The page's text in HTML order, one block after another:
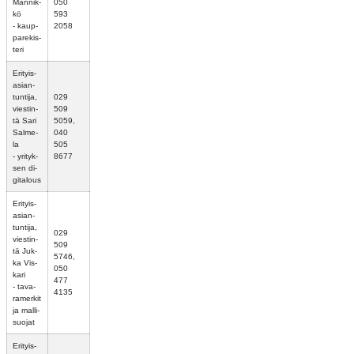
Män­nik­
kö
- kaup­
pa­re­kis­
te­ri
050
593
2058
Eri­tyis­
asian­
tun­ti­ja,
vies­tin­
tä Sari
Sal­me­
la
- yri­tyk­
sen di­
gi­ta­lous
029
509
5059,
040
505
8677
Eri­tyis­
asian­
tun­ti­ja,
vies­tin­
tä Juk­
ka Vis­
ka­ri
- ta­va­
ra­mer­kit
ja mal­li­
suo­jat
029
509
5746,
050
477
4135
Eri­tyis­